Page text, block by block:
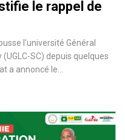
le rappel de
l'université Général
SC) depuis quelques
a annoncé le…